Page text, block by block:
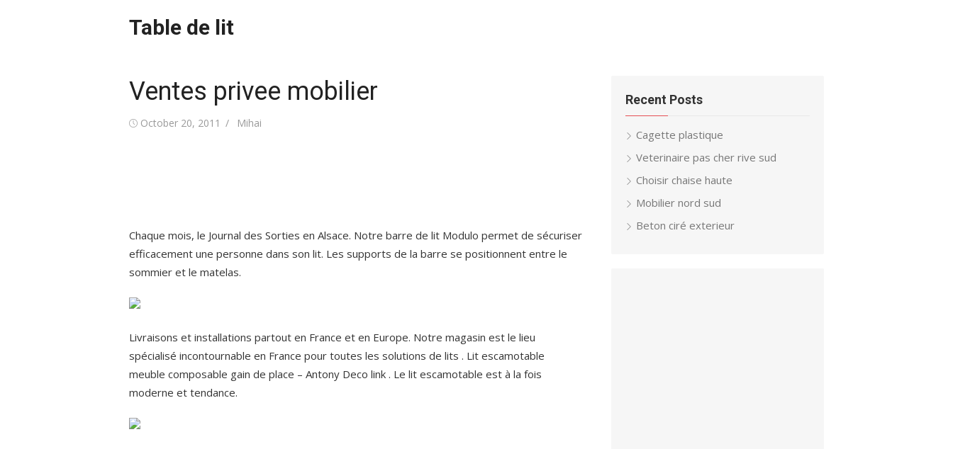
Table de lit
Ventes privee mobilier
Posted
October 20, 2011 Author
Mihai
Chaque mois, le Journal des Sorties en Alsace. Notre barre de lit Modulo permet de sécuriser
efficacement une personne dans son lit. Les supports de la barre se positionnent entre le
sommier et le matelas.
Livraisons et installations partout en France et en Europe. Notre magasin est le lieu
spécialisé incontournable en France pour toutes les solutions de lits . Lit escamotable
meuble composable gain de place – Antony Deco link . Le lit escamotable est à la fois
moderne et tendance.
Recent Posts
Cagette plastique
Veterinaire pas cher rive sud
Choisir chaise haute
Mobilier nord sud
Beton ciré exterieur